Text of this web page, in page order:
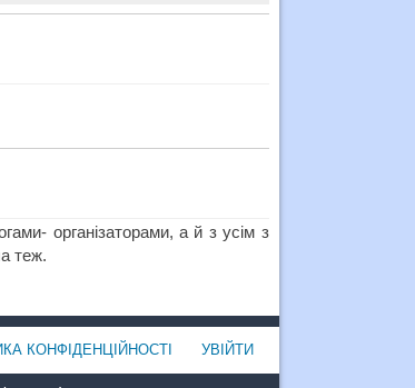
організаторами, а й з усім з
теж.
КОНФІДЕНЦІЙНОСТІ УВІЙТИ